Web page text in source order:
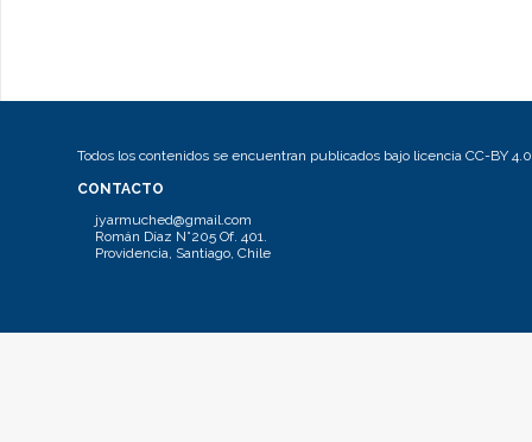
Todos los contenidos se encuentran publicados bajo licencia CC-BY 4.0
CONTACTO
jyarmuched@gmail.com
Román Díaz N°205 Of. 401.
Providencia, Santiago, Chile